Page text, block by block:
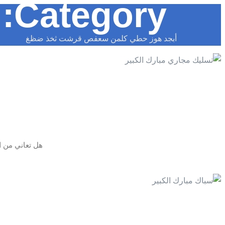
Category:
أبجد هوز حطي كلمن سعفص قرشت ثخذ ضظغ
هل تعاني من